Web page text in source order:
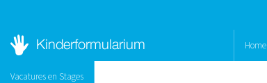
Home
Vacatures en Stages